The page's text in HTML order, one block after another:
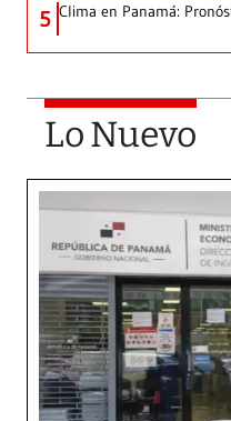
5 Clima en Panamá:
Lo Nuevo